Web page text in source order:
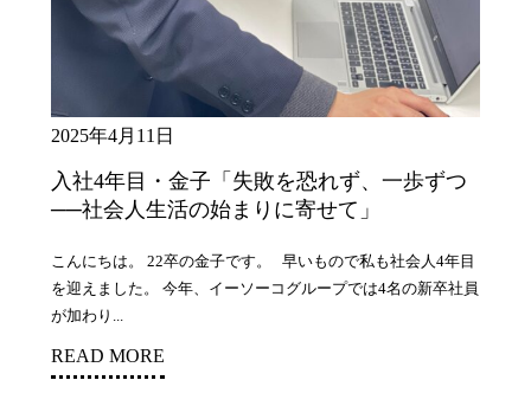
2025年4月11日
入社4年目・金子「失敗を恐れず、一歩ずつ
──社会人生活の始まりに寄せて」
こんにちは。 22卒の金子です。 早いもので私も社会人4年目
を迎えました。 今年、イーソーコグループでは4名の新卒社員
が加わり...
READ MORE